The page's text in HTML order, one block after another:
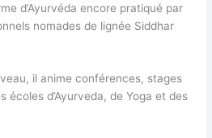
d’Ayurvéda encore pratiqué par
nomades de lignée Siddhar
il anime conférences, stages
écoles d’Ayurveda, de Yoga et des